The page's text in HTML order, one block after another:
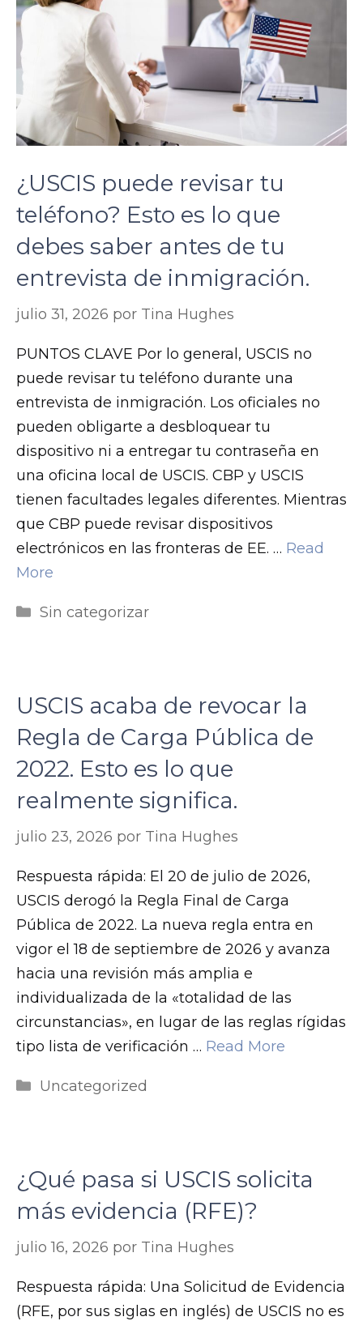
.
n
e
t
h
t
p
s
:
/
o
b
e
o
i
l
a
e
h
u
e
d
o
n
g
.
¿USCIS puede revisar tu
teléfono? Esto es lo que
debes saber antes de tu
entrevista de inmigración.
julio 31, 2026 por Tina Hughes
PUNTOS CLAVE Por lo general, USCIS no
puede revisar tu teléfono durante una
entrevista de inmigración. Los oficiales no
pueden obligarte a desbloquear tu
dispositivo ni a entregar tu contraseña en
una oficina local de USCIS. CBP y USCIS
tienen facultades legales diferentes. Mientras
que CBP puede revisar dispositivos
electrónicos en las fronteras de EE. … Read
More
Categorías
Sin categorizar
USCIS acaba de revocar la
Regla de Carga Pública de
2022. Esto es lo que
realmente significa.
julio 23, 2026 por Tina Hughes
Respuesta rápida: El 20 de julio de 2026,
USCIS derogó la Regla Final de Carga
Pública de 2022. La nueva regla entra en
vigor el 18 de septiembre de 2026 y avanza
hacia una revisión más amplia e
individualizada de la «totalidad de las
circunstancias», en lugar de las reglas rígidas
tipo lista de verificación … Read More
Categorías
Uncategorized
¿Qué pasa si USCIS solicita
más evidencia (RFE)?
julio 16, 2026 por Tina Hughes
Respuesta rápida: Una Solicitud de Evidencia
(RFE, por sus siglas en inglés) de USCIS no es